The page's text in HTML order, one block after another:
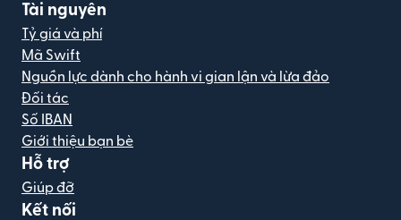
Tài nguyên
Tỷ giá và phí
Mã Swift
Nguồn lực dành cho hành vi gian lận và lừa đảo
Đối tác
Số IBAN
Giới thiệu bạn bè
Hỗ trợ
Giúp đỡ
Kết nối